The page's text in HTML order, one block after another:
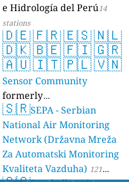
e Hidrología del Perú14
stations
🇩🇪🇫🇷🇪🇸🇳🇱
🇩🇰🇧🇪🇫🇮🇬🇷
🇦🇺🇮🇹🇵🇱🇻🇳
Sensor Community
formerly
luftdaten.info35815 stations
🇸🇷SEPA - Serbian
National Air Monitoring
Network (Državna Mreža
Za Automatski Monitoring
Kvaliteta Vazduha) 121